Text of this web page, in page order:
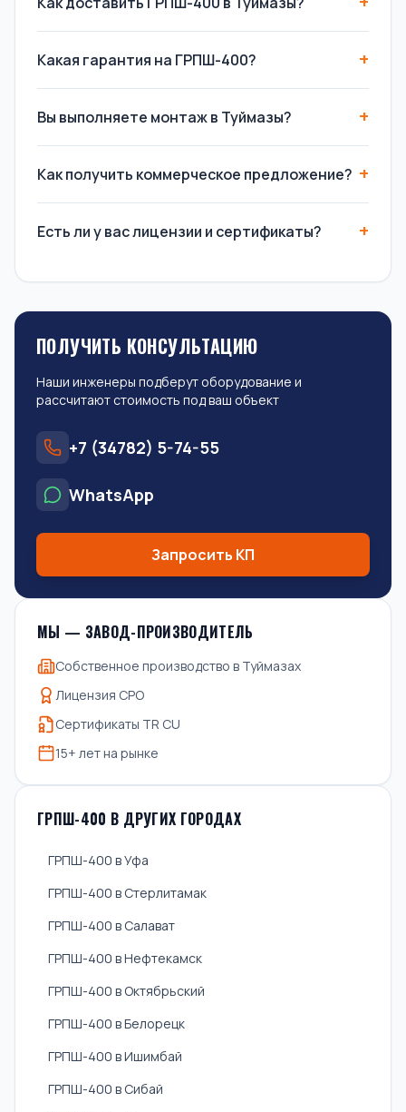
Какая гарантия на ГРПШ-400?
Вы выполняете монтаж в Туймазы?
Как получить коммерческое предложение?
Есть ли у вас лицензии и сертификаты?
ПОЛУЧИТЬ КОНСУЛЬТАЦИЮ
Наши инженеры подберут оборудование и
рассчитают стоимость под ваш объект
+7 (34782) 5-74-55
WhatsApp
Запросить КП
МЫ — ЗАВОД-ПРОИЗВОДИТЕЛЬ
Собственное производство в Туймазах
Лицензия СРО
Сертификаты TR CU
15+ лет на рынке
ГРПШ-400 В ДРУГИХ ГОРОДАХ
ГРПШ-400 в Уфа
ГРПШ-400 в Стерлитамак
ГРПШ-400 в Салават
ГРПШ-400 в Нефтекамск
ГРПШ-400 в Октябрьский
ГРПШ-400 в Белорецк
ГРПШ-400 в Ишимбай
ГРПШ-400 в Сибай